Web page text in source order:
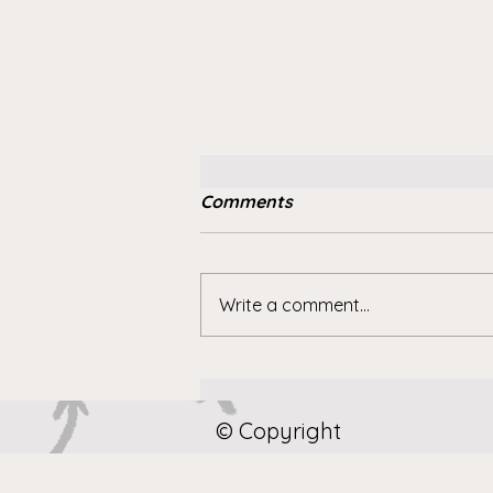
cordiale
Comments
Write a comment...
© Copyright